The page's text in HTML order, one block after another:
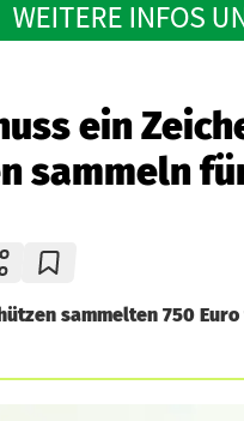
ein
sammeln
sammelten 750